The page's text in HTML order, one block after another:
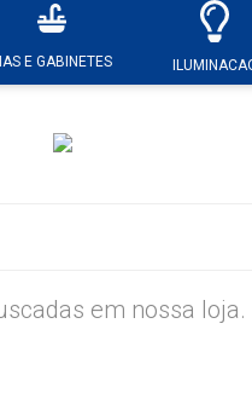
E GABINETES
em nossa loja.